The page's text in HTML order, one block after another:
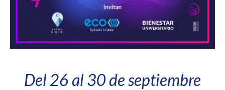
Del 26 al 30 de septiembre